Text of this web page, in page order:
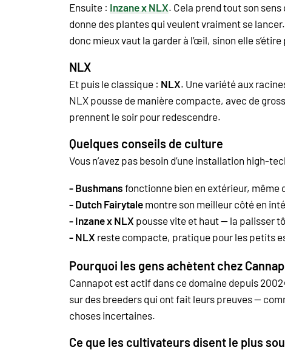
Ensuite : Inzane x NLX. Cela prend tout son
donne des plantes qui veulent vraiment se
donc mieux vaut la garder à l’œil, sinon elle
NLX
Et puis le classique : NLX. Une variété aux
NLX pousse de manière compacte, avec de
prennent le soir pour redescendre.
Quelques conseils de culture
Vous n’avez pas besoin d’une installation high-
- Bushmans fonctionne bien en extérieur, même
- Dutch Fairytale montre son meilleur côté en
- Inzane x NLX pousse vite et haut — la palisser
- NLX reste compacte, pratique pour les petits
Pourquoi les gens achètent chez
Cannapot est actif dans ce domaine depuis
sur des breeders qui ont fait leurs preuves —
choses incertaines.
Ce que les cultivateurs disent le plus